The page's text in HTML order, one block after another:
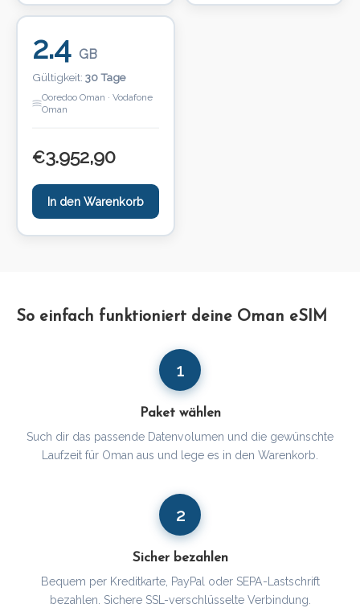
2.4 GB
Gültigkeit: 30 Tage
Ooredoo Oman · Vodafone
Oman
€3.952,90
In den Warenkorb
So einfach funktioniert deine Oman eSIM
1
Paket wählen
Such dir das passende Datenvolumen und die gewünschte
Laufzeit für Oman aus und lege es in den Warenkorb.
2
Sicher bezahlen
Bequem per Kreditkarte, PayPal oder SEPA-Lastschrift
bezahlen. Sichere SSL-verschlüsselte Verbindung.